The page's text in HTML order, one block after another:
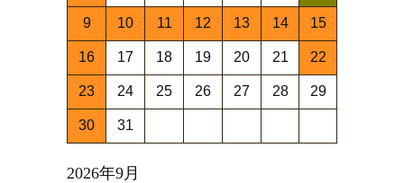
9 10 11 12 13 14 15
16 17 18 19 20 21 22
23 24 25 26 27 28 29
30 31
2026年9月